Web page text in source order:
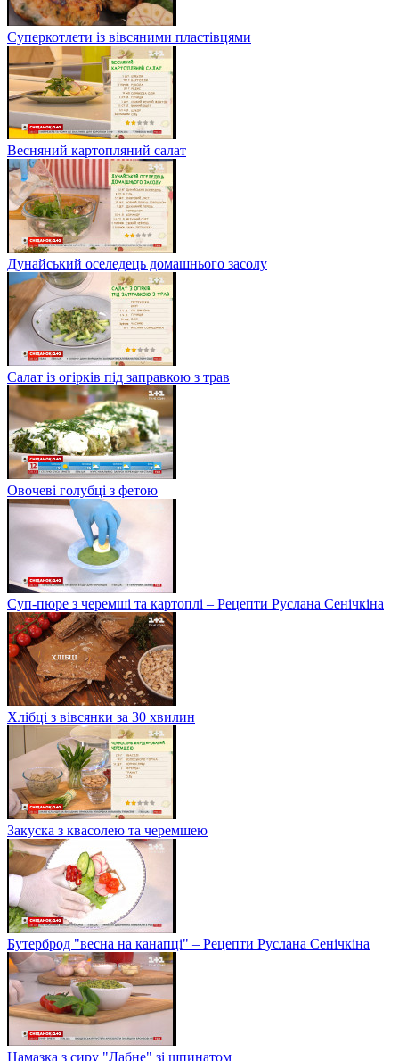
Суперкотлети із вівсяними пластівцями
Весняний картопляний салат
Дунайський оселедець домашнього засолу
Салат із огірків під заправкою з трав
Овочеві голубці з фетою
Суп-пюре з черемші та картоплі – Рецепти Руслана Сенічкіна
Хлібці з вівсянки за 30 хвилин
Закуска з квасолею та черемшею
Бутерброд "весна на канапці" – Рецепти Руслана Сенічкіна
Намазка з сиру "Лабне" зі шпинатом